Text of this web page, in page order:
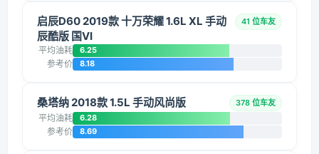
启辰D60 2019款 十万荣耀 1.6L XL 手动
辰酷版 国VI
41 位车友
平均油耗 6.25
参考价 8.18
桑塔纳 2018款 1.5L 手动风尚版 378 位车友
平均油耗 6.28
参考价 8.69